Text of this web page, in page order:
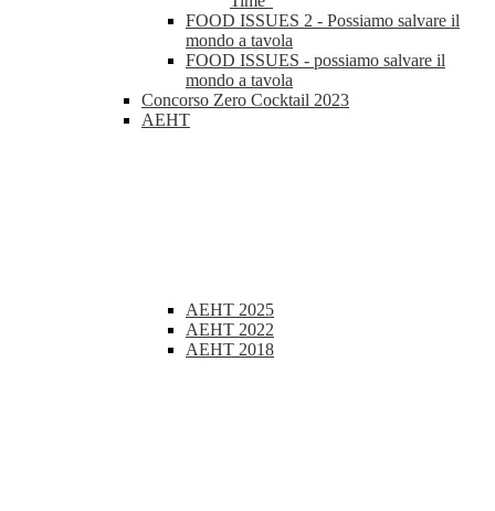
FOOD ISSUES 2 - Possiamo salvare il
mondo a tavola
FOOD ISSUES - possiamo salvare il
mondo a tavola
Concorso Zero Cocktail 2023
AEHT
AEHT 2025
AEHT 2022
AEHT 2018